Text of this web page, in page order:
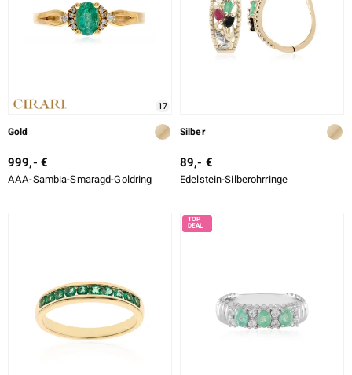
17
Gold
999,- €
AAA-Sambia-Smaragd-Goldring
Silber
89,- €
Edelstein-Silberohrringe